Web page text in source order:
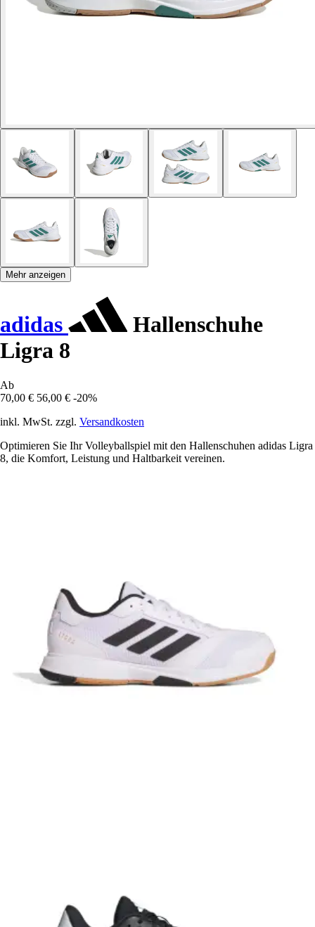
Mehr anzeigen
adidas
Hallenschuhe
Ligra 8
Ab
70,00 € 56,00 € -20%
inkl. MwSt. zzgl. Versandkosten
Optimieren Sie Ihr Volleyballspiel mit den Hallenschuhen adidas Ligra
8, die Komfort, Leistung und Haltbarkeit vereinen.